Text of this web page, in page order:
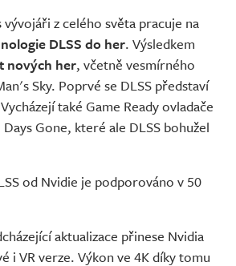
z celého světa pracuje na
DLSS do her. Výsledkem
nových her, včetně vesmírného
Sky. Poprvé se DLSS představí
také Game Ready ovladače
Gone, které ale DLSS bohužel
od Nvidie je podporováno v 50
aktualizace přinese Nvidia
i VR verze. Výkon ve 4K díky tomu